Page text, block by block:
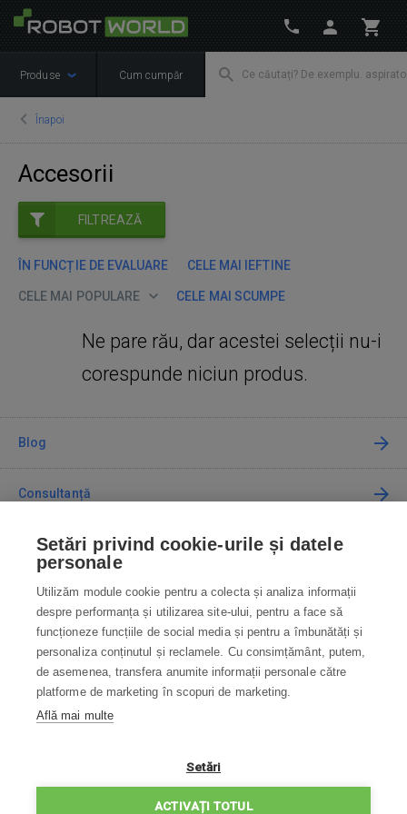
Produse Cum cumpăr
Înapoi
Accesorii
FILTREAZĂ
ÎN FUNCȚIE DE EVALUARE CELE MAI IEFTINE
CELE MAI POPULARE CELE MAI SCUMPE
Ne pare rău, dar acestei selecții nu-i
corespunde niciun produs.
Blog
Consultanță
Cum cumpăr
Contact
Contactați-ne
info@robotworld.ro
031 22 97 010
POLITICA DE CONFIDENȚIALITATE
Setări privind cookie-urile și datele
personale
Utilizăm module cookie pentru a colecta și analiza informații
despre performanța și utilizarea site-ului, pentru a face să
funcționeze funcțiile de social media și pentru a îmbunătăți și
personaliza conținutul și reclamele. Cu consimțământ, putem,
de asemenea, transfera anumite informații personale către
platforme de marketing în scopuri de marketing.
Află mai multe
Setări
ACTIVAȚI TOTUL